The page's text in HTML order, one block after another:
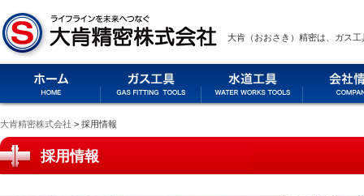
大肯（おおさき）精密は、ガス
大肯精密株式会社 > 採用情報
採用情報